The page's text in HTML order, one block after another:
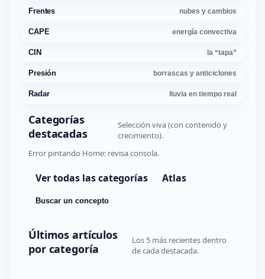
Frentes nubes y cambios
CAPE energía convectiva
CIN la “tapa”
Presión borrascas y anticiclones
Radar lluvia en tiempo real
Categorías
destacadas
Selección viva (con contenido y
crecimiento).
Error pintando Home: revisa consola.
Ver todas las categorías Atlas
Buscar un concepto
Últimos artículos
por categoría
Los 5 más recientes dentro
de cada destacada.